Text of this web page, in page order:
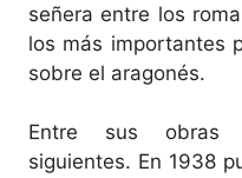
señera entre los
los más importantes
sobre el aragonés.
Entre sus obras
siguientes. En 1938